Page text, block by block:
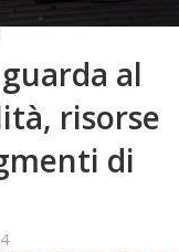
al
risorse
di